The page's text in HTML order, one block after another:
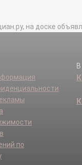
на доске
по